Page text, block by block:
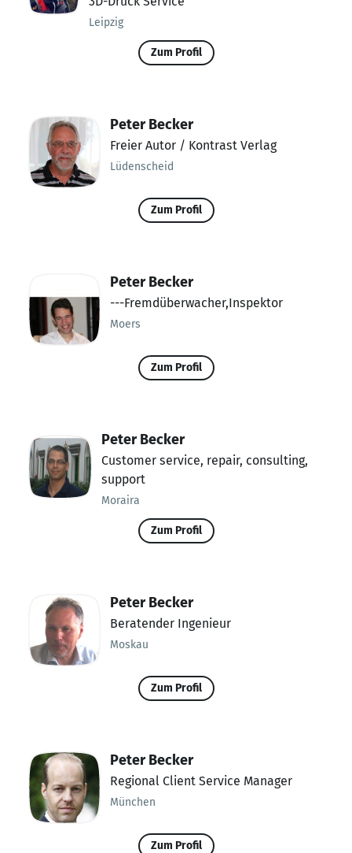
Leipzig
Zum Profil
Peter Becker
Freier Autor / Kontrast Verlag
Lüdenscheid
Zum Profil
Peter Becker
---Fremdüberwacher,Inspektor
Moers
Zum Profil
Peter Becker
Customer service, repair, consulting,
support
Moraira
Zum Profil
Peter Becker
Beratender Ingenieur
Moskau
Zum Profil
Peter Becker
Regional Client Service Manager
München
Zum Profil